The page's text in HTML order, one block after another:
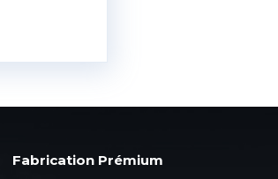
Fabrication Prémium